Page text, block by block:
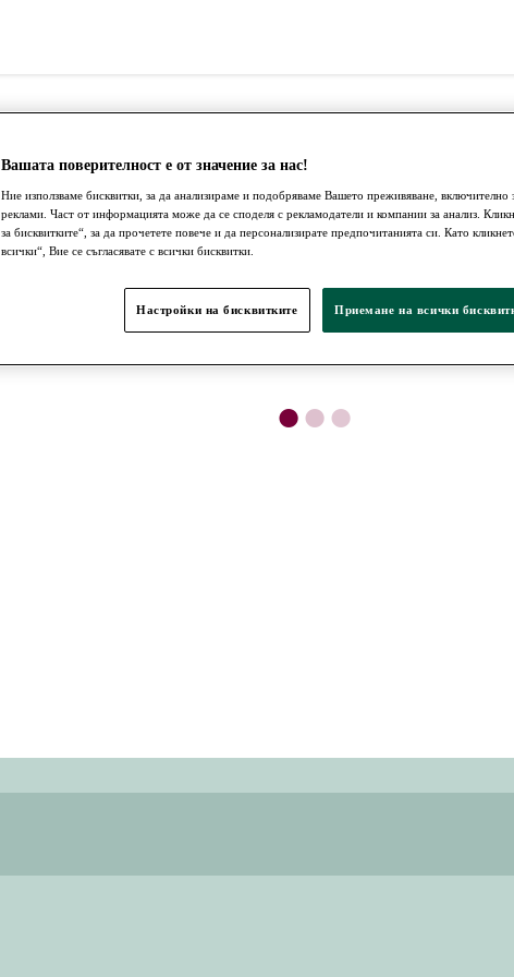
●●●
Вашата поверителност е от значение за нас!
Ние използваме бисквитки, за да анализираме и подобряваме Вашето преживяване, включително
реклами. Част от информацията може да се споделя с рекламодатели и компании за анализ.
за бисквитките“, за да прочетете повече и да персонализирате предпочитанията си. Като
всички“, Вие се съгласявате с всички бисквитки.
Настройки на бисквитките Приемане на всички